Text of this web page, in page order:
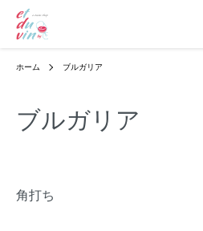
ホーム ブルガリア
ブルガリア
角打ち